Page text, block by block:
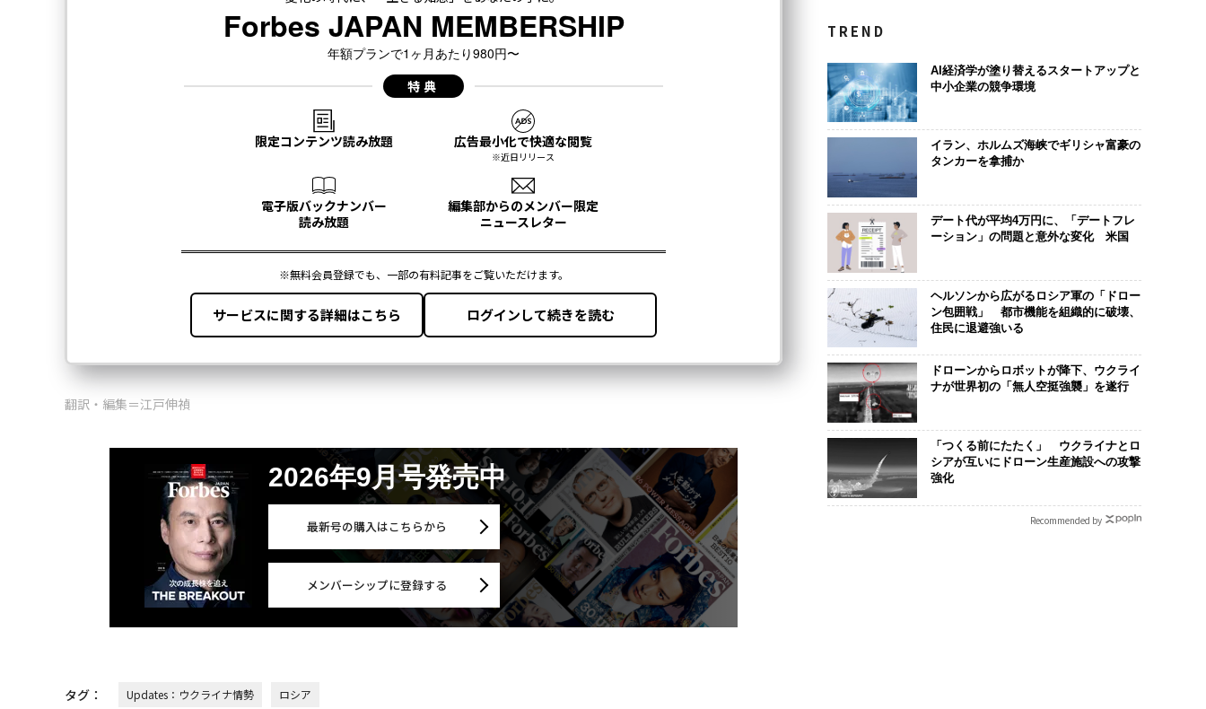
翻訳・編集＝江戸伸禎
2026年9月号発売中
最新号の購入はこちらから
メンバーシップに登録する
タグ： Updates：ウクライナ情勢 ロシア
TREND
AI経済学が塗り替えるスタートアップと
中小企業の競争環境
イラン、ホルムズ海峡でギリシャ富豪の
タンカーを拿捕か
デート代が平均4万円に、「デートフレ
ーション」の問題と意外な変化 米国
ヘルソンから広がるロシア軍の「ドロー
ン包囲戦」 都市機能を組織的に破壊、
住民に退避強いる
ドローンからロボットが降下、ウクライ
ナが世界初の「無人空挺強襲」を遂行
「つくる前にたたく」 ウクライナとロ
シアが互いにドローン生産施設への攻撃
強化
Recommended by